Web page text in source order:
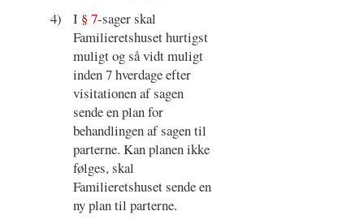
4)
I § 7-sager skal
Familieretshuset hurtigst
muligt og så vidt muligt
inden 7 hverdage efter
visitationen af sagen
sende en plan for
behandlingen af sagen til
parterne. Kan planen ikke
følges, skal
Familieretshuset sende en
ny plan til parterne.